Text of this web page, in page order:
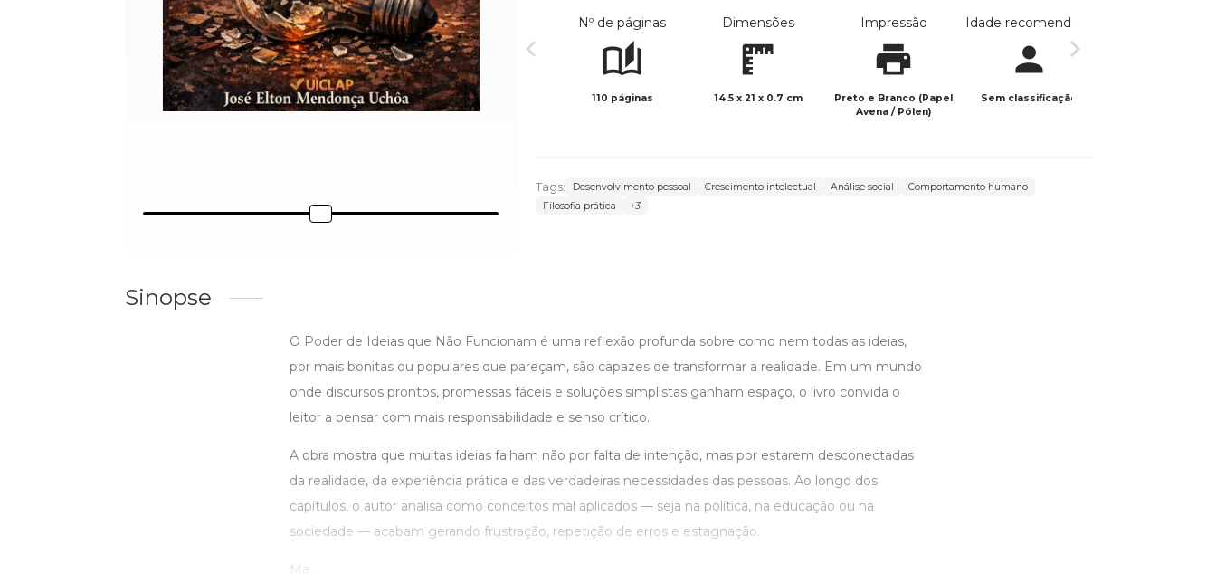
Nº de páginas
110 páginas
Dimensões
14.5 x 21 x 0.7 cm
Impressão
Preto e Branco (Papel
Avena / Pólen)
Idade recomendada
Sem classificação
Tags: Desenvolvimento pessoal Crescimento intelectual Análise social
Comportamento humano
Filosofia prática
+3
Sinopse
O Poder de Ideias que Não Funcionam é uma reflexão profunda sobre como nem todas as ideias,
por mais bonitas ou populares que pareçam, são capazes de transformar a realidade. Em um mundo
onde discursos prontos, promessas fáceis e soluções simplistas ganham espaço, o livro convida o
leitor a pensar com mais responsabilidade e senso crítico.
A obra mostra que muitas ideias falham não por falta de intenção, mas por estarem desconectadas
da realidade, da experiência prática e das verdadeiras necessidades das pessoas. Ao longo dos
capítulos, o autor analisa como conceitos mal aplicados — seja na política, na educação ou na
sociedade — acabam gerando frustração, repetição de erros e estagnação.
Ma ...